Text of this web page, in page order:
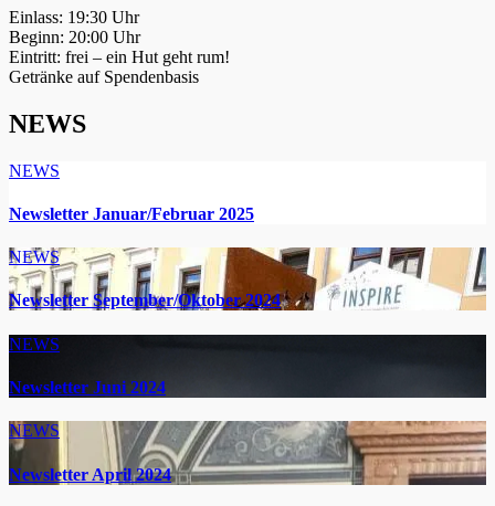
Einlass: 19:30 Uhr
Beginn: 20:00 Uhr
Eintritt: frei – ein Hut geht rum!
Getränke auf Spendenbasis
NEWS
NEWS
Newsletter Januar/Februar 2025
NEWS
Newsletter September/Oktober 2024
NEWS
Newsletter Juni 2024
NEWS
Newsletter April 2024